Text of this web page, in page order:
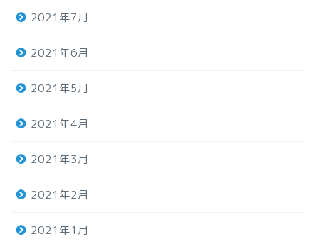
2021年7月
2021年6月
2021年5月
2021年4月
2021年3月
2021年2月
2021年1月